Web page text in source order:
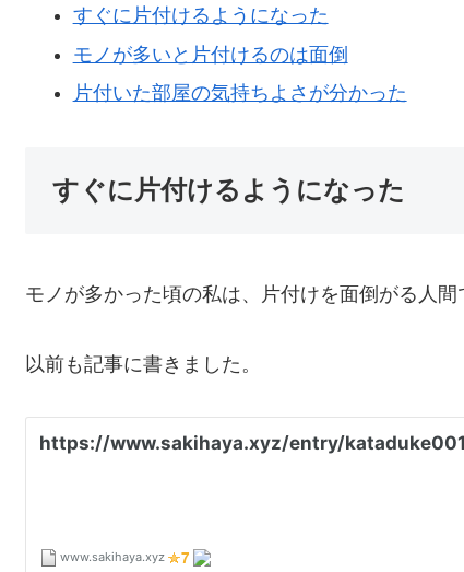
すぐに片付けるようになった
モノが多いと片付けるのは面倒
片付いた部屋の気持ちよさが分かった
すぐに片付けるようになった
モノが多かった頃の私は、片付けを面倒がる人間
以前も記事に書きました。